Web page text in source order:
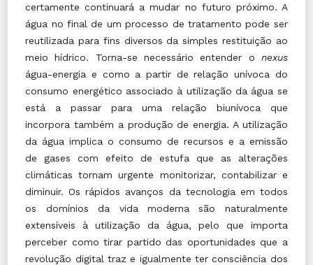
certamente continuará a mudar no futuro próximo. A
água no final de um processo de tratamento pode ser
reutilizada para fins diversos da simples restituição ao
meio hídrico. Torna-se necessário entender o nexus
água-energia e como a partir de relação unívoca do
consumo energético associado à utilização da água se
está a passar para uma relação biunívoca que
incorpora também a produção de energia. A utilização
da água implica o consumo de recursos e a emissão
de gases com efeito de estufa que as alterações
climáticas tornam urgente monitorizar, contabilizar e
diminuir. Os rápidos avanços da tecnologia em todos
os domínios da vida moderna são naturalmente
extensíveis à utilização da água, pelo que importa
perceber como tirar partido das oportunidades que a
revolução digital traz e igualmente ter consciência dos